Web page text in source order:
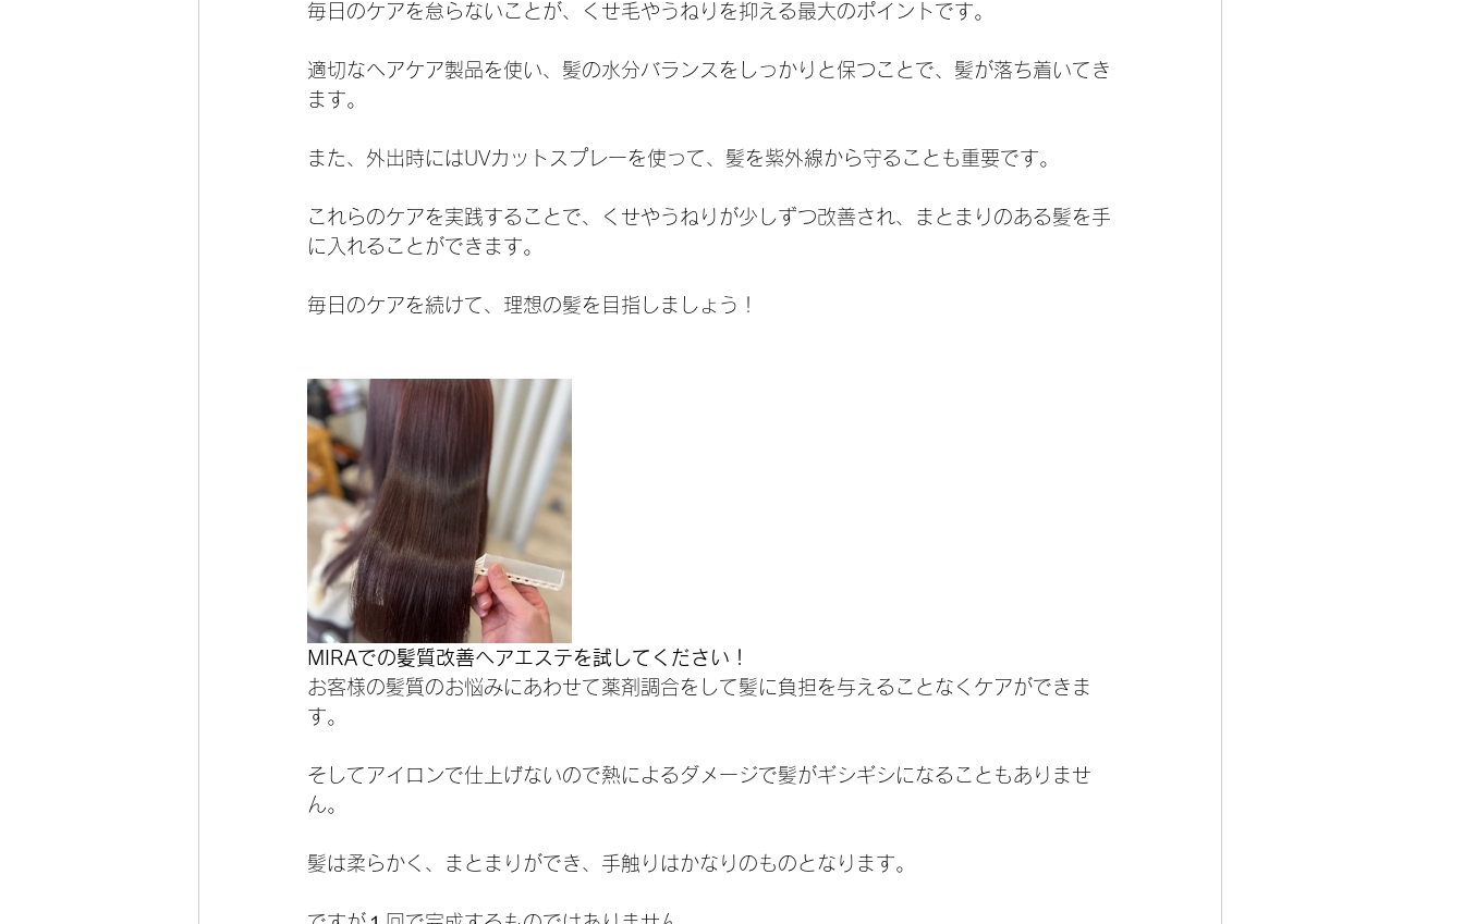
毎日のケアを怠らないことが、くせ毛やうねりを抑える最大のポイントです。
適切なヘアケア製品を使い、髪の水分バランスをしっかりと保つことで、髪が落ち着いてき
ます。
また、外出時にはUVカットスプレーを使って、髪を紫外線から守ることも重要です。
これらのケアを実践することで、くせやうねりが少しずつ改善され、まとまりのある髪を手
に入れることができます。
毎日のケアを続けて、理想の髪を目指しましょう！
MIRAでの髪質改善ヘアエステを試してください！
お客様の髪質のお悩みにあわせて薬剤調合をして髪に負担を与えることなくケアができま
す。
そしてアイロンで仕上げないので熱によるダメージで髪がギシギシになることもありませ
ん。
髪は柔らかく、まとまりができ、手触りはかなりのものとなります。